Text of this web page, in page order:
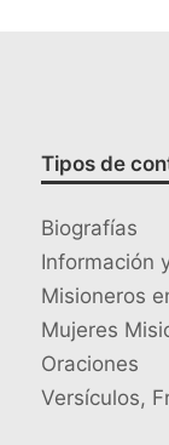
Tipos de
Biografías
Información
Misioneros
Mujeres
Oraciones
Versículos,